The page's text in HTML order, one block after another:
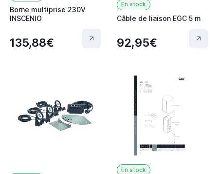
Borne multiprise 230V
INSCENIO
135,88€
En stock
Câble de liaison EGC 5 m
92,95€
En stock